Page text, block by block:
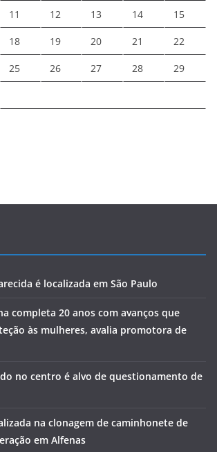
11 12 13 14 15
18 19 20 21 22
25 26 27 28 29
é localizada em São Paulo
completa 20 anos com avanços que
às mulheres, avalia promotora de
no centro é alvo de questionamento de
na clonagem de caminhonete de
em Alfenas